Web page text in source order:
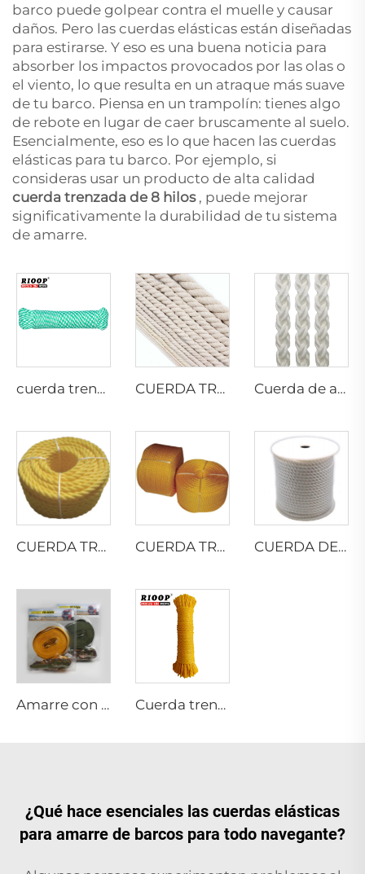
barco puede golpear contra el muelle y causar
daños. Pero las cuerdas elásticas están diseñadas
para estirarse. Y eso es una buena noticia para
absorber los impactos provocados por las olas o
el viento, lo que resulta en un atraque más suave
de tu barco. Piensa en un trampolín: tienes algo
de rebote en lugar de caer bruscamente al suelo.
Esencialmente, eso es lo que hacen las cuerdas
elásticas para tu barco. Por ejemplo, si
consideras usar un producto de alta calidad
cuerda trenzada de 8 hilos , puede mejorar
significativamente la durabilidad de tu sistema
de amarre.
cuerda trenzada de 8 hilos CUERDA TRENZADA DE ALGODÓN Cuerda de amarre de 8 hilos de multifilamento PP
CUERDA TRENZADA DE MONOFILAMENTO DE PP CUERDA TRENZADA DE PE CUERDA DE POLIÉSTER MULTIFILAMENTO RETORCIDA
Amarre con trinquete Cuerda trenzada hueca de 8 hilos de monofilamento PE
¿Qué hace esenciales las cuerdas elásticas
para amarre de barcos para todo navegante?